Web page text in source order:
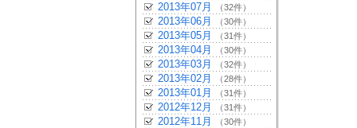
2013年07月 （32件）
2013年06月 （30件）
2013年05月 （31件）
2013年04月 （30件）
2013年03月 （32件）
2013年02月 （28件）
2013年01月 （31件）
2012年12月 （31件）
2012年11月 （30件）